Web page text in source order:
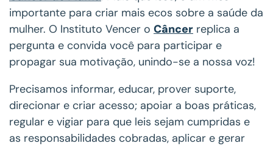
importante para criar mais ecos sobre a saúde da
mulher. O Instituto Vencer o Câncer replica a
pergunta e convida você para participar e
propagar sua motivação, unindo-se a nossa voz!
Precisamos informar, educar, prover suporte,
direcionar e criar acesso; apoiar a boas práticas,
regular e vigiar para que leis sejam cumpridas e
as responsabilidades cobradas, aplicar e gerar